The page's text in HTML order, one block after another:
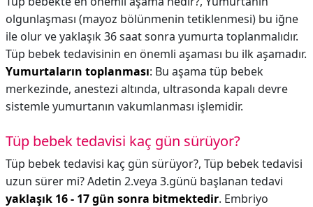
olgunlaşması (mayoz bölünmenin tetiklenmesi) bu iğne
ile olur ve yaklaşık 36 saat sonra yumurta toplanmalıdır.
Tüp bebek tedavisinin en önemli aşaması bu ilk aşamadır.
Yumurtaların toplanması: Bu aşama tüp bebek
merkezinde, anestezi altında, ultrasonda kapalı devre
sistemle yumurtanın vakumlanması işlemidir.
Tüp bebek tedavisi kaç gün sürüyor?
Tüp bebek tedavisi kaç gün sürüyor?, Tüp bebek tedavisi
uzun sürer mi? Adetin 2.veya 3.günü başlanan tedavi
yaklaşık 16 - 17 gün sonra bitmektedir. Embriyo